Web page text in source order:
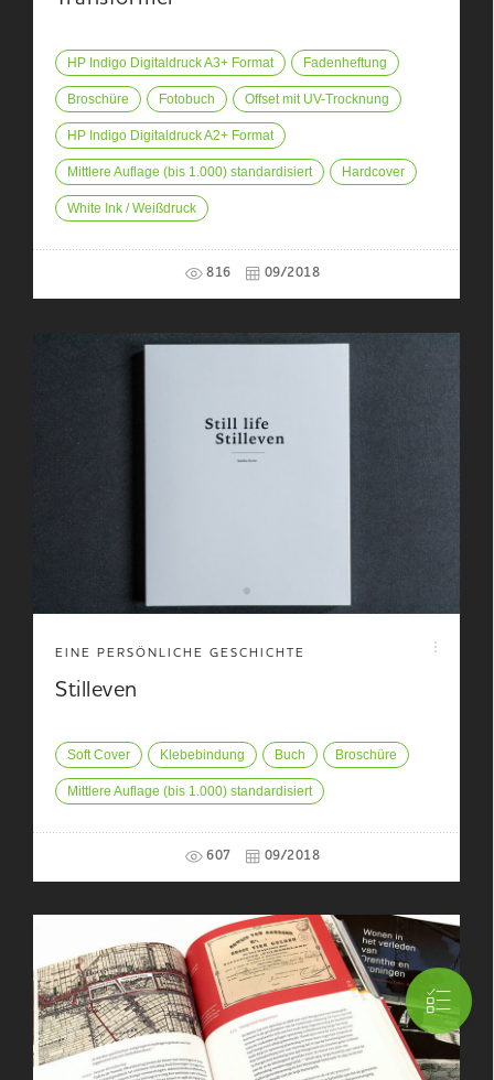
HP Indigo Digitaldruck A3+ Format Fadenheftung
Broschüre Fotobuch Offset mit UV-Trocknung
HP Indigo Digitaldruck A2+ Format
Mittlere Auflage (bis 1.000) standardisiert Hardcover
White Ink / Weißdruck
816 09/2018
EINE PERSÖNLICHE GESCHICHTE
Stilleven
Soft Cover Klebebindung Buch Broschüre
Mittlere Auflage (bis 1.000) standardisiert
607 09/2018